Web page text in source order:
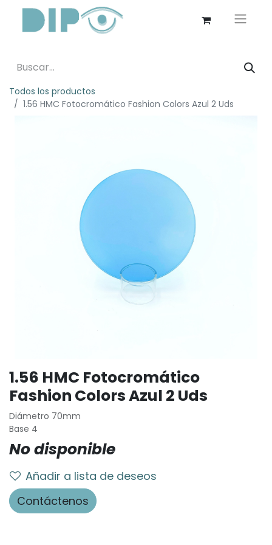
Todos los productos
1.56 HMC Fotocromático Fashion Colors Azul 2 Uds
1.56 HMC Fotocromático
Fashion Colors Azul 2 Uds
Diámetro 70mm
Base 4
No disponible
Añadir a lista de deseos
Contáctenos